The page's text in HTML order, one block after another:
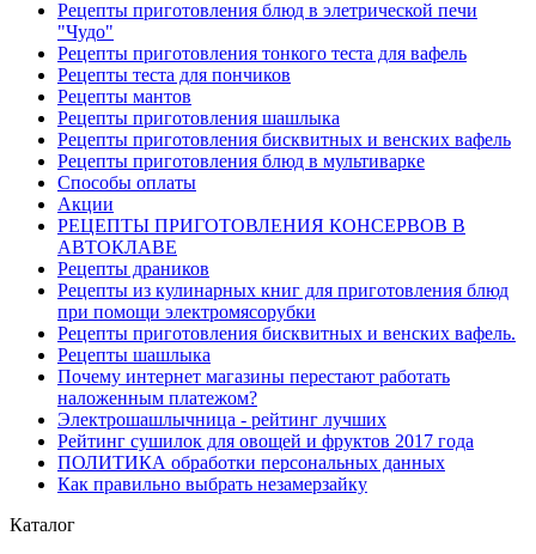
Рецепты приготовления блюд в элетрической печи
"Чудо"
Рецепты приготовления тонкого теста для вафель
Рецепты теста для пончиков
Рецепты мантов
Рецепты приготовления шашлыка
Рецепты приготовления бисквитных и венских вафель
Рецепты приготовления блюд в мультиварке
Способы оплаты
Акции
РЕЦЕПТЫ ПРИГОТОВЛЕНИЯ КОНСЕРВОВ В
АВТОКЛАВЕ
Рецепты драников
Рецепты из кулинарных книг для приготовления блюд
при помощи электромясорубки
Рецепты приготовления бисквитных и венских вафель.
Рецепты шашлыка
Почему интернет магазины перестают работать
наложенным платежом?
Электрошашлычница - рейтинг лучших
Рейтинг сушилок для овощей и фруктов 2017 года
ПОЛИТИКА обработки персональных данных
Как правильно выбрать незамерзайку
Каталог